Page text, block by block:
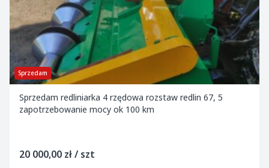
Sprzedam
Sprzedam redliniarka 4 rzędowa rozstaw redlin 67, 5
zapotrzebowanie mocy ok 100 km
20 000,00 zł / szt